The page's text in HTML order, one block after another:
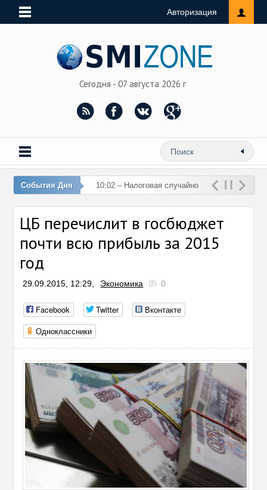
Авторизация
Сегодня - 07 августа 2026 г
События Дня 10:02 – Налоговая случайно
на счет женщины
ЦБ перечислит в госбюджет
почти всю прибыль за 2015
год
29.09.2015, 12:29, Экономика 0
Facebook Twitter
Вконтакте
Одноклассники